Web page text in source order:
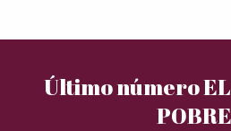
Último número EL